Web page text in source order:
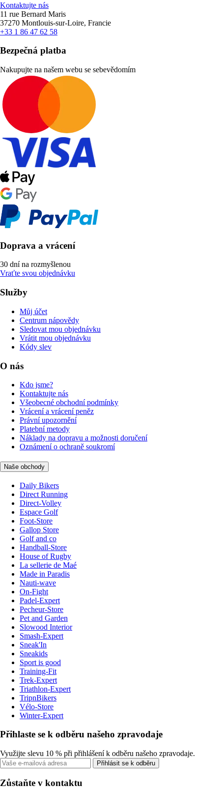
Kontaktujte nás
11 rue Bernard Maris
37270 Montlouis-sur-Loire, Francie
+33 1 86 47 62 58
Bezpečná platba
Nakupujte na našem webu se sebevědomím
Doprava a vrácení
30 dní na rozmyšlenou
Vraťte svou objednávku
Služby
Můj účet
Centrum nápovědy
Sledovat mou objednávku
Vrátit mou objednávku
Kódy slev
O nás
Kdo jsme?
Kontaktujte nás
Všeobecné obchodní podmínky
Vrácení a vrácení peněz
Právní upozornění
Platební metody
Náklady na dopravu a možnosti doručení
Oznámení o ochraně soukromí
Naše obchody
Daily Bikers
Direct Running
Direct-Volley
Espace Golf
Foot-Store
Gallop Store
Golf and co
Handball-Store
House of Rugby
La sellerie de Maé
Made in Paradis
Nauti-wave
On-Fight
Padel-Expert
Pecheur-Store
Pet and Garden
Slowood Interior
Smash-Expert
Sneak'In
Sneakids
Sport is good
Training-Fit
Trek-Expert
Triathlon-Expert
TripnBikers
Vélo-Store
Winter-Expert
Přihlaste se k odběru našeho zpravodaje
Využijte slevu 10 % při přihlášení k odběru našeho zpravodaje.
Přihlásit se k odběru
Zůstaňte v kontaktu